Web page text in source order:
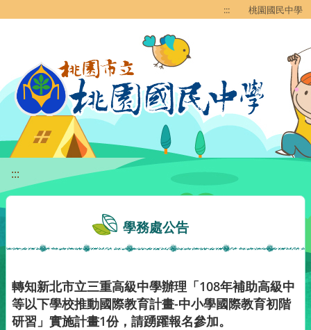
::: 桃園國民中學
:::
學務處公告
轉知新北市立三重高級中學辦理「108年補助高級中
等以下學校推動國際教育計畫-中小學國際教育初階
研習」實施計畫1份，請踴躍報名參加。